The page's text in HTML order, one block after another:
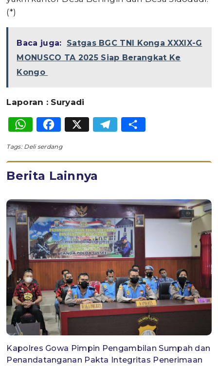
(*)
Baca juga:
Satgas BGC TNI Konga XXXIX-G
MONUSCO TA 2025 Siap Berangkat Ke
Kongo
Laporan : Suryadi
WhatsApp
Facebook
X Telegram
Tags: Deli serdang
Berita Lainnya
Kapolres Gowa Pimpin Pengambilan Sumpah dan
Penandatanganan Pakta Integritas Penerimaan